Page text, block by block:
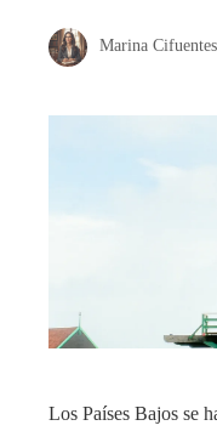
Marina Cifuentes
Los Países Bajos se